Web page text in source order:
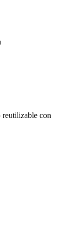
reutilizable con